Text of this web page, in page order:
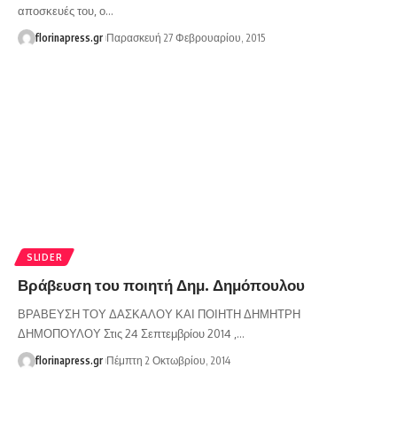
αποσκευές του, ο…
florinapress.gr Παρασκευή 27 Φεβρουαρίου, 2015
SLIDER
Βράβευση του ποιητή Δημ. Δημόπουλου
ΒΡΑΒΕΥΣΗ ΤΟΥ ΔΑΣΚΑΛΟΥ ΚΑΙ ΠΟΙΗΤΗ ΔΗΜΗΤΡΗ
ΔΗΜΟΠΟΥΛΟΥ Στις 24 Σεπτεμβρίου 2014 ,…
florinapress.gr Πέμπτη 2 Οκτωβρίου, 2014